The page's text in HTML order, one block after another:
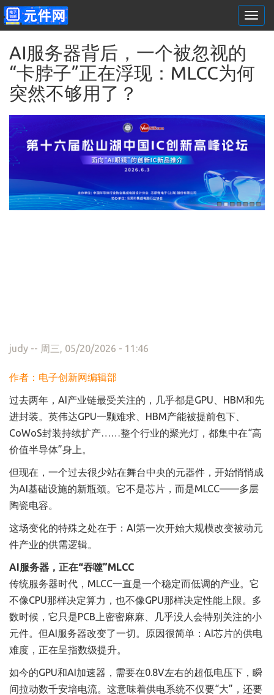
AI服务器背后，一个被忽视的
“卡脖子”正在浮现：MLCC为何
突然不够用了？
judy -- 周三, 05/20/2026 - 11:46
作者：电子创新网编辑部
过去两年，AI产业链最受关注的，几乎都是GPU、HBM和先
进封装。英伟达GPU一颗难求、HBM产能被提前包下、
CoWoS封装持续扩产……整个行业的聚光灯，都集中在“高
价值半导体”身上。
但现在，一个过去很少站在舞台中央的元器件，开始悄悄成
为AI基础设施的新瓶颈。它不是芯片，而是MLCC——多层
陶瓷电容。
这场变化的特殊之处在于：AI第一次开始大规模改变被动元
件产业的供需逻辑。
AI服务器，正在“吞噬”MLCC
传统服务器时代，MLCC一直是一个稳定而低调的产业。它
不像CPU那样决定算力，也不像GPU那样决定性能上限。多
数时候，它只是PCB上密密麻麻、几乎没人会特别关注的小
元件。但AI服务器改变了一切。原因很简单：AI芯片的供电
难度，正在呈指数级提升。
如今的GPU和AI加速器，需要在0.8V左右的超低电压下，瞬
间拉动数千安培电流。这意味着供电系统不仅要“大”，还要